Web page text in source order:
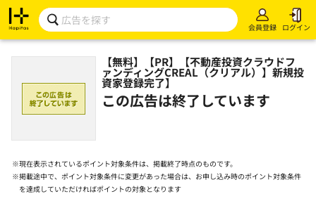
会員登録 ログイン
【無料】【PR】【不動産投資クラウドフ
ァンディングCREAL（クリアル）】新規投
資家登録完了】
この広告は終了しています
※現在表示されているポイント対象条件は、掲載終了時点のものです。
※掲載途中で、ポイント対象条件に変更があった場合は、お申し込み時のポイント対象条件
を達成していただければポイントの対象となります